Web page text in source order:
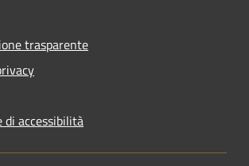
trasparente
di accessibilità